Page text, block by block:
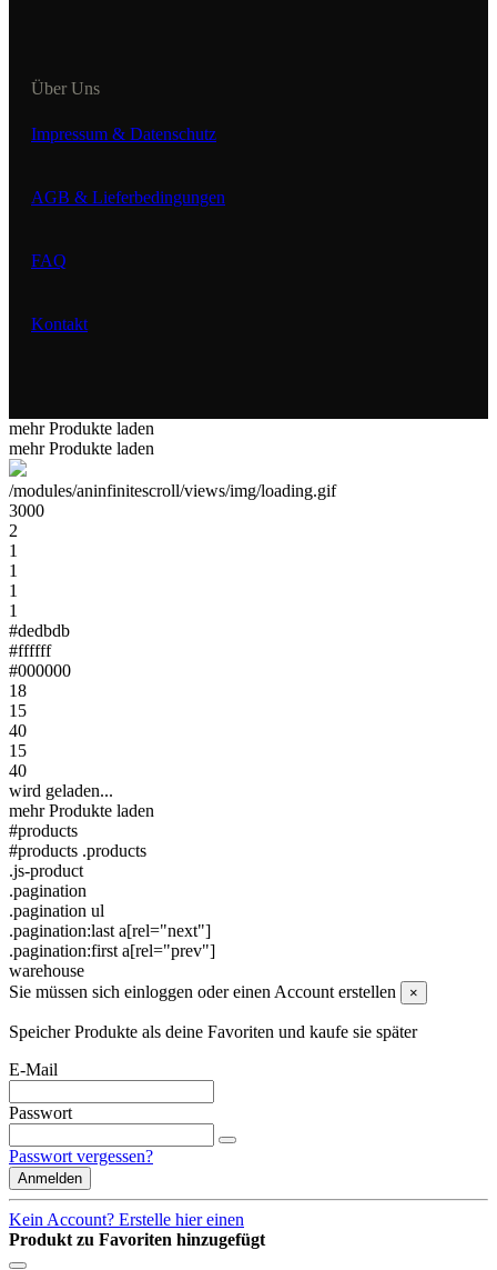
Über Uns
Impressum & Datenschutz
AGB & Lieferbedingungen
FAQ
Kontakt
mehr Produkte laden
mehr Produkte laden
/modules/aninfinitescroll/views/img/loading.gif
3000
2
1
1
1
1
#dedbdb
#ffffff
#000000
18
15
40
15
40
wird geladen...
mehr Produkte laden
#products
#products .products
.js-product
.pagination
.pagination ul
.pagination:last a[rel="next"]
.pagination:first a[rel="prev"]
warehouse
Sie müssen sich einloggen oder einen Account erstellen
×
Speicher Produkte als deine Favoriten und kaufe sie später
E-Mail
Passwort
Passwort vergessen?
Anmelden
Kein Account? Erstelle hier einen
Produkt zu Favoriten hinzugefügt